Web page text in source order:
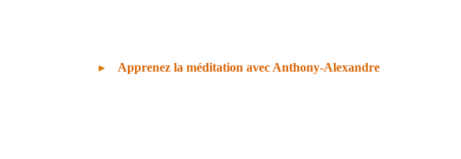
▸ Apprenez la méditation avec Anthony-Alexandre